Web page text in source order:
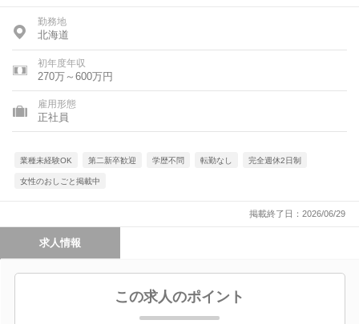
勤務地
北海道
初年度年収
270万～600万円
雇用形態
正社員
業種未経験OK 第二新卒歓迎 学歴不問 転勤なし 完全週休2日制
女性のおしごと掲載中
掲載終了日：2026/06/29
求人情報
この求人のポイント